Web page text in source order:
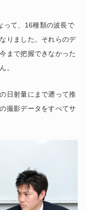
て、16種類の波長で
りました。それらのデ
まで把握できなかった
。
日射量にまで遡って推
撮影データをすべてサ